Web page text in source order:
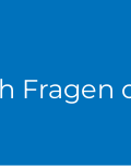
Fragen